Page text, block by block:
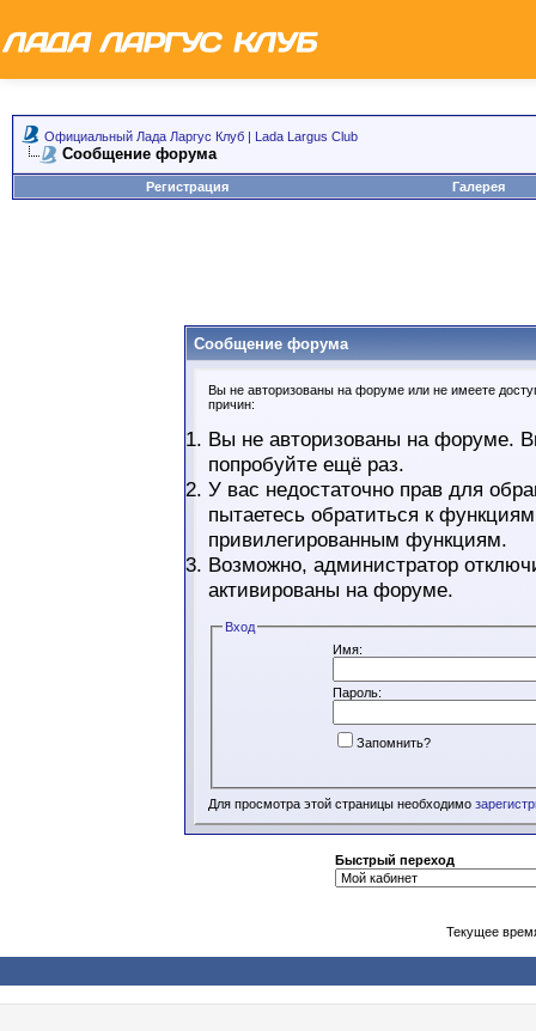
Официальный Лада Ларгус Клуб | Lada Largus Club
Сообщение форума
Регистрация Галерея
Сообщение форума
Вы не авторизованы на форуме или не имеете
причин:
Вы не авторизованы на форуме.
попробуйте ещё раз.
У вас недостаточно прав для
пытаетесь обратиться к
привилегированным функциям.
Возможно, администратор
активированы на форуме.
Вход
Имя:
Пароль:
Запомнить?
Для просмотра этой страницы необходимо
Быстрый переход
Текущее